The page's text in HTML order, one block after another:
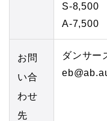
S-8,500
A-7,500
お問
い合
わせ
先
ダンサ